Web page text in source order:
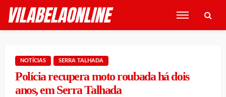
NOTÍCIAS SERRA TALHADA
Polícia recupera moto roubada há dois
anos, em Serra Talhada